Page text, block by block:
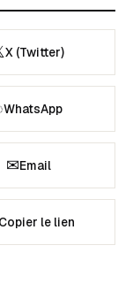
X (Twitter)
WhatsApp
✉Email
Copier le lien